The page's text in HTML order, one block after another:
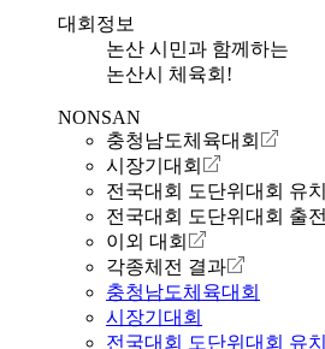
대회정보
논산 시민과 함께하는
논산시 체육회!
NONSAN
충청남도체육대회
시장기대회
전국대회 도단위대회 유치
전국대회 도단위대회 출전
이외 대회
각종체전 결과
충청남도체육대회
시장기대회
전국대회 도단위대회 유치